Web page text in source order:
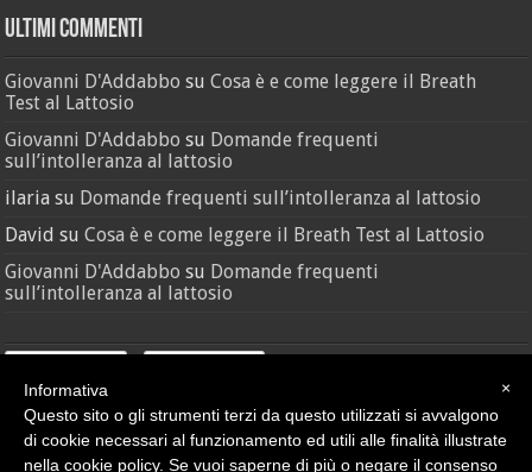
Ultimi Commenti
Giovanni D'Addabbo suCosa è e come leggere il Breath
Test al Lattosio
Giovanni D'Addabbo su Domande frequenti
sull’intolleranza al lattosio
ilaria su Domande frequenti sull’intolleranza al lattosio
David suCosa è e come leggere il Breath Test al Lattosio
Giovanni D'Addabbo su Domande frequenti
sull’intolleranza al lattosio
×
Informativa
Questo sito o gli strumenti terzi da questo utilizzati si avvalgono
di cookie necessari al funzionamento ed utili alle finalità illustrate
nella cookie policy. Se vuoi saperne di più o negare il consenso